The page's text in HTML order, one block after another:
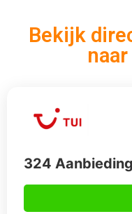
Bekijk
324